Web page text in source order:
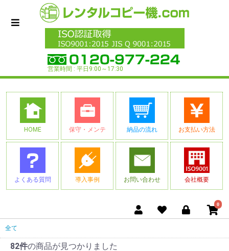
営業時間 : 平日9:00～17:30
HOME 保守・メンテ 納品の流れ お支払い方法
よくある質問 導入事例 お問い合わせ 会社概要
0
全て
82件の商品が見つかりました